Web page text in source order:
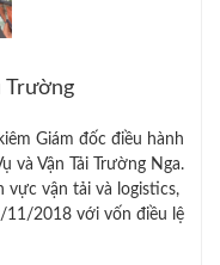
Trường
Giám đốc điều hành
và Vận Tải Trường Nga.
vực vận tải và logistics,
11/2018 với vốn điều lệ